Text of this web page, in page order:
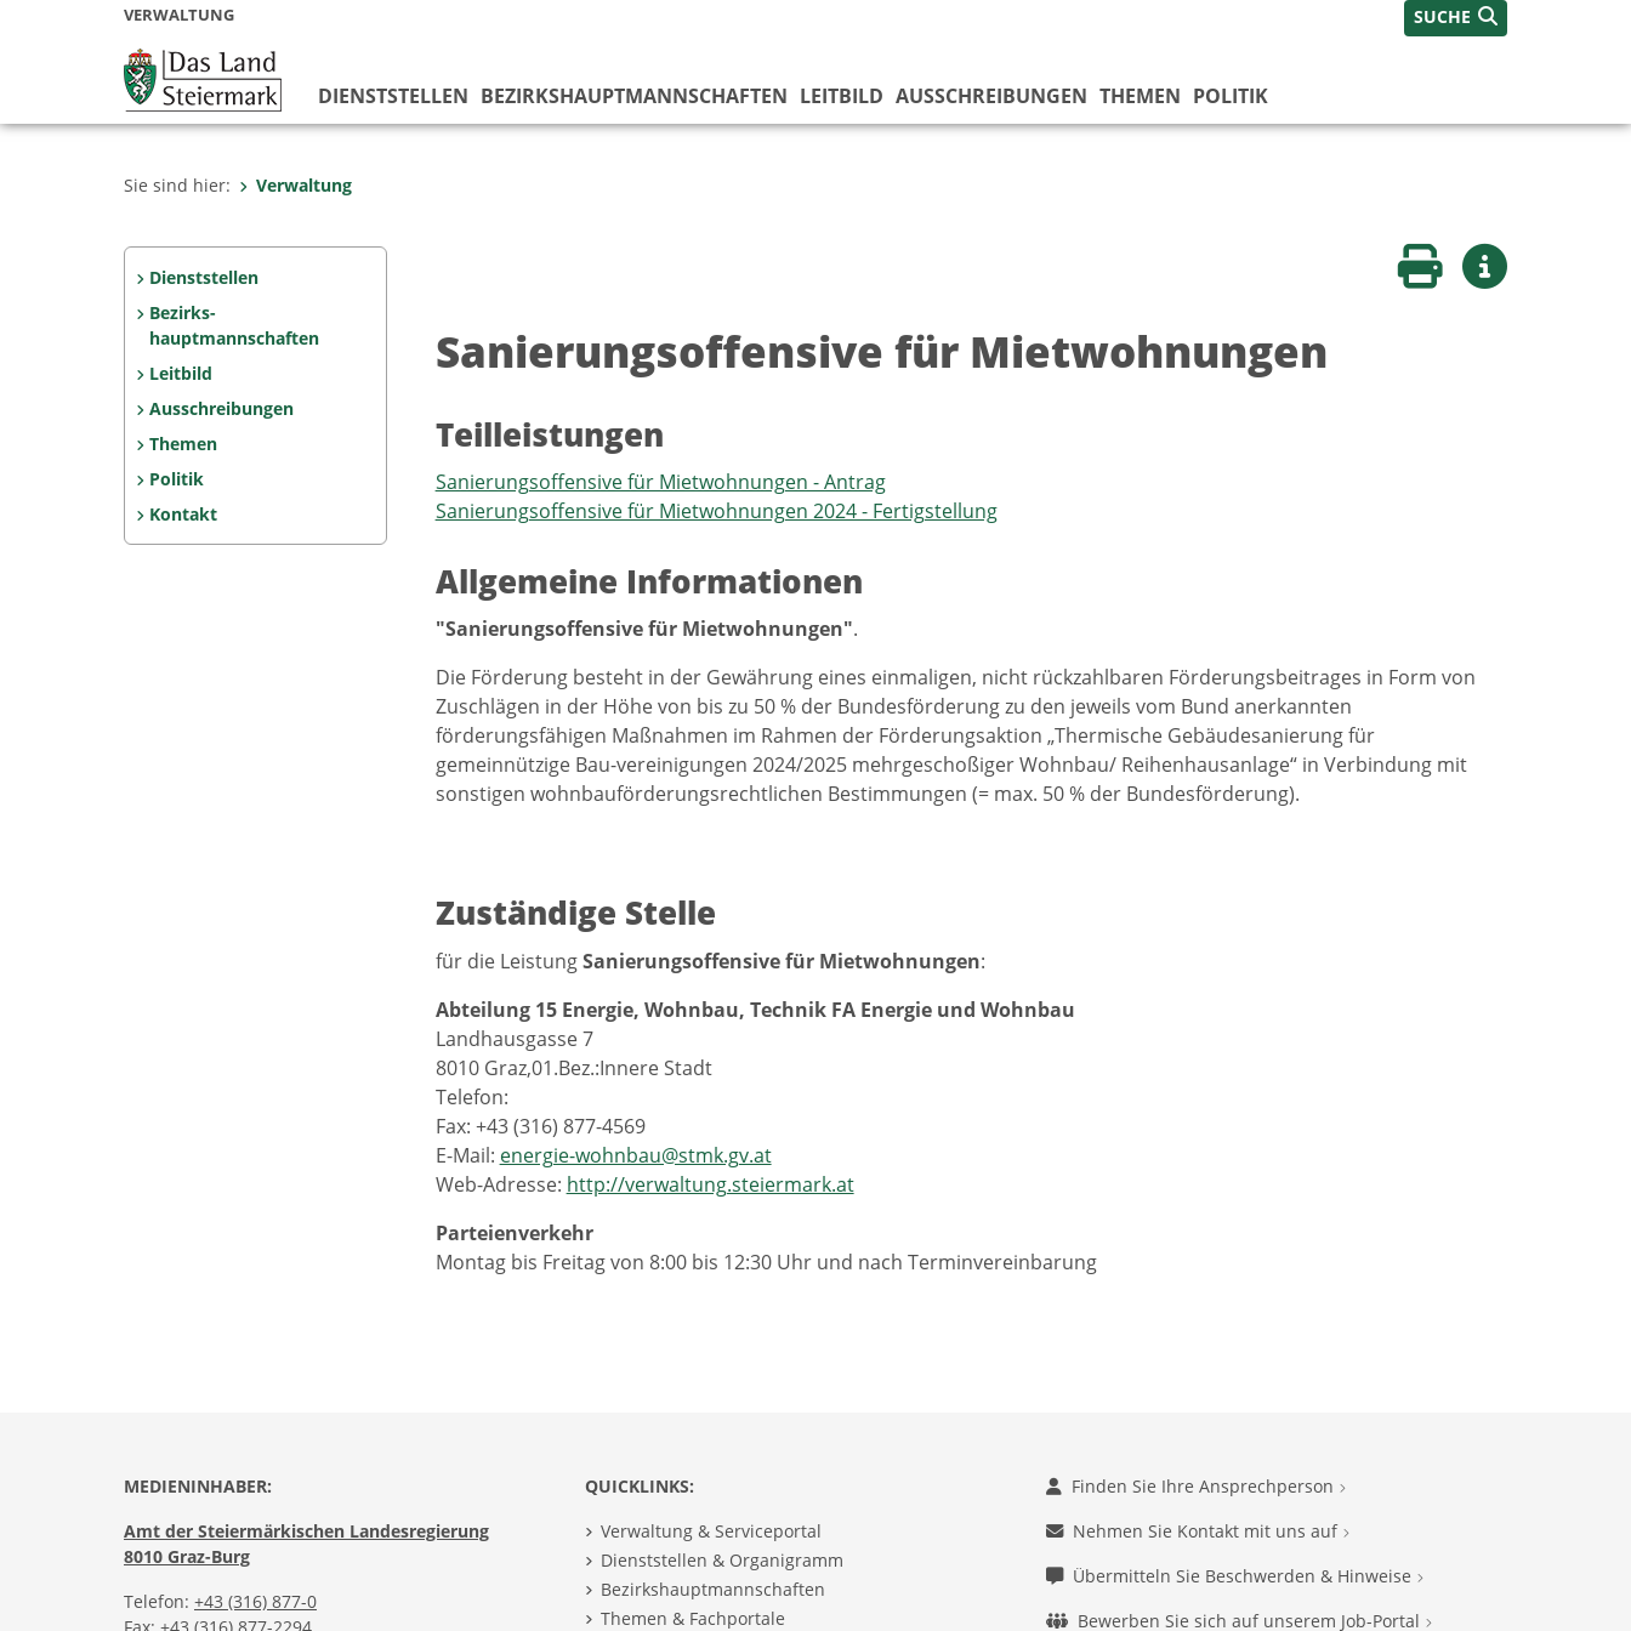
VERWALTUNG SUCHE
DIENSTSTELLEN BEZIRKS­HAUPTMANNSCHAFTEN LEITBILD AUSSCHREIBUNGEN THEMEN POLITIK
Sie sind hier: Verwaltung
Dienststellen
Bezirks­
hauptmannschaften
Leitbild
Ausschreibungen
Themen
Politik
Kontakt
Seite druckenWeitere Infos
Sanierungsoffensive für Mietwohnungen
Teilleistungen
Sanierungsoffensive für Mietwohnungen - Antrag
Sanierungsoffensive für Mietwohnungen 2024 - Fertigstellung
Allgemeine Informationen
"Sanierungsoffensive für Mietwohnungen".
Die Förderung besteht in der Gewährung eines einmaligen, nicht rückzahlbaren Förderungsbeitrages in Form von
Zuschlägen in der Höhe von bis zu 50 % der Bundesförderung zu den jeweils vom Bund anerkannten
förderungsfähigen Maßnahmen im Rahmen der Förderungsaktion „Thermische Gebäudesanierung für
gemeinnützige Bau-vereinigungen 2024/2025 mehrgeschoßiger Wohnbau/ Reihenhausanlage“ in Verbindung mit
sonstigen wohnbauförderungsrechtlichen Bestimmungen (= max. 50 % der Bundesförderung).
Zuständige Stelle
für die LeistungSanierungsoffensive für Mietwohnungen:
Abteilung 15 Energie, Wohnbau, Technik FA Energie und Wohnbau
Landhausgasse 7
8010 Graz,01.Bez.:Innere Stadt
Telefon:
Fax: +43 (316) 877-4569
E-Mail: energie-wohnbau@stmk.gv.at
Web-Adresse: http://verwaltung.steiermark.at
Parteienverkehr
Montag bis Freitag von 8:00 bis 12:30 Uhr und nach Terminvereinbarung
MEDIENINHABER:
Amt der Steiermärkischen Landesregierung
8010 Graz-Burg
Telefon: +43 (316) 877-0
Fax: +43 (316) 877-2294
QUICKLINKS:
Verwaltung & Serviceportal
Dienststellen & Organigramm
Bezirkshauptmannschaften
Themen & Fachportale
Finden Sie Ihre Ansprechperson
Nehmen Sie Kontakt mit uns auf
Übermitteln Sie Beschwerden & Hinweise
Bewerben Sie sich auf unserem Job-Portal